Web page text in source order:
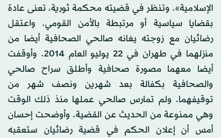
الإسلامية». وتنظر في قضيته محكمة ثورية، تعنى عادة
بقضايا سياسية أو مرتبطة بالأمن القومي. واعتقل
رضائيان مع زوجته يغانه صالحي الصحافية أيضا من
منزلهما في طهران في 22 يوليو العام 2014. وأوقفت
أيضا معهما مصورة صحافية وأطلق سراح صالحي
والصحافية بكفالة بعد شهرين ونصف شهر من
توقيفهما. ولم تمارس صالحي عملها منذ ذلك الوقت
وهي ممنوعة من الحديث عن القضية. وأوضحت إحسان
أمس أن إعلان الحكم في قضية رضائيان ستعقبه